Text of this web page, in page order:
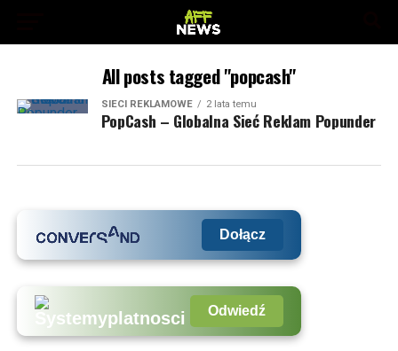
All posts tagged "popcash"
SIECI REKLAMOWE 2 lata temu
PopCash – Globalna Sieć Reklam Popunder
Dołącz
Odwiedź